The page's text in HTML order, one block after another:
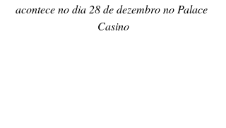
acontece no dia 28 de dezembro no Palace
Casino